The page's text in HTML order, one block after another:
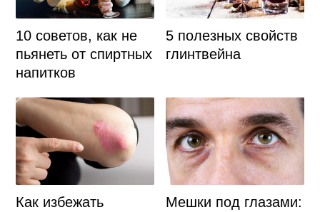
10 советов, как не
пьянеть от спиртных
напитков
5 полезных свойств
глинтвейна
Как избежать
Мешки под глазами: